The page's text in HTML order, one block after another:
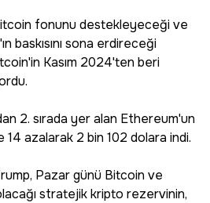
fonunu destekleyeceği ve
baskısını sona erdireceği
Kasım 2024'ten beri
2. sırada yer alan Ethereum'un
14 azalarak 2 bin 102 dolara indi.
Pazar günü Bitcoin ve
stratejik kripto rezervinin,